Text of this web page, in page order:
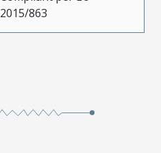
2015/863